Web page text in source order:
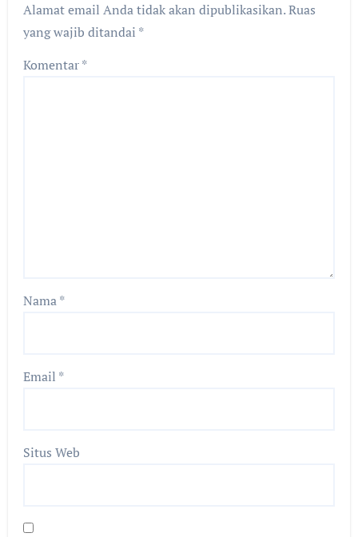
Alamat email Anda tidak akan dipublikasikan.Ruas
yang wajib ditandai *
Komentar*
Nama*
Email *
Situs Web